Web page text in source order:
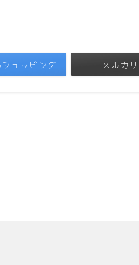
ショッピング メルカリ